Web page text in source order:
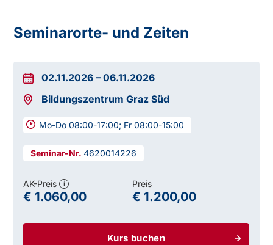
Seminarorte- und Zeiten
02.11.2026 –06.11.2026
Bildungszentrum Graz Süd
Mo-Do 08:00-17:00; Fr 08:00-15:00
4620014226
Kurs buchen
AK-Preis i
€ 1.060,00
Preis
€ 1.200,00